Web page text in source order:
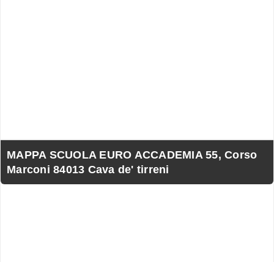
MAPPA SCUOLA EURO ACCADEMIA 55, Corso
Marconi 84013 Cava de' tirreni